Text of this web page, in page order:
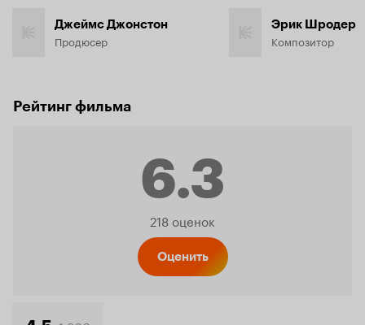
Джеймс Джонстон
Продюсер
Эрик Шродер
Композитор
Рейтинг фильма
6.3
Рейтинг
218 оценок
Оценить